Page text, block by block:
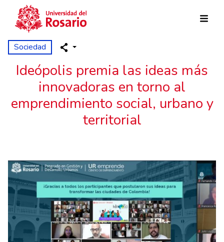
Pasar al contenido principal
Sociedad
Ideópolis premia las ideas más
innovadoras en torno al
emprendimiento social, urbano y
territorial